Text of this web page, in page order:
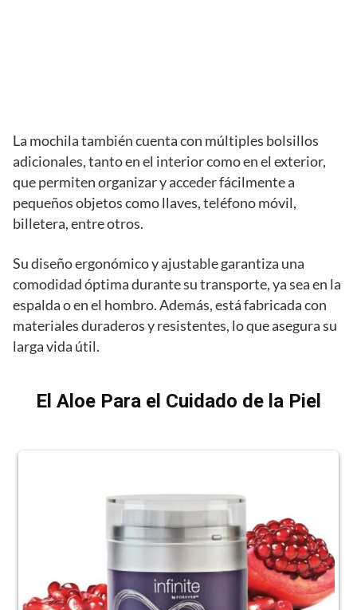
La mochila también cuenta con múltiples bolsillos
adicionales, tanto en el interior como en el exterior,
que permiten organizar y acceder fácilmente a
pequeños objetos como llaves, teléfono móvil,
billetera, entre otros.
Su diseño ergonómico y ajustable garantiza una
comodidad óptima durante su transporte, ya sea en la
espalda o en el hombro. Además, está fabricada con
materiales duraderos y resistentes, lo que asegura su
larga vida útil.
El Aloe Para el Cuidado de la Piel